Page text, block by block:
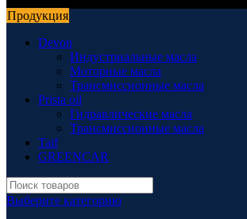
Продукция
Devon
Индустриальные масла
Моторные масла
Трансмиссионные масла
Prista oil
Гидравлические масла
Трансмиссионные масла
Taif
GREENCAR
Выберите категорию